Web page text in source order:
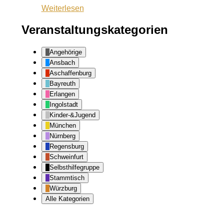
Weiterlesen
Veranstaltungskategorien
Angehörige
Ansbach
Aschaffenburg
Bayreuth
Erlangen
Ingolstadt
Kinder-&Jugend
München
Nürnberg
Regensburg
Schweinfurt
Selbsthilfegruppe
Stammtisch
Würzburg
Alle Kategorien